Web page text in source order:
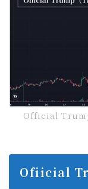
Official Trump
Ofiicial